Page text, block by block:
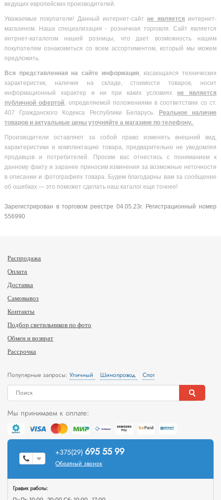
ведущих европейских производителей.
Уважаемые покупатели! Данный интернет-сайт не является интернет-
магазином. Наша специализация - розничная торговля. Сайт является
интрнет-каталогом нашей розницы, что дает возможность нашим
покупателям ознакомиться со всем ассортиментом, который мы можем
предложить.
Вся представленная на сайте информация, касающаяся технических
характеристик, наличия на складе, стоимости товаров, носит
информационный характер и ни при каких условиях не является
публичной офертой, определяемой положениями в соответствии со ст.
407 Гражданского Кодекса Республики Беларусь.
Реальное наличие
товаров и актуальные цены уточняйте а магазине по телефону.
Производители оставляют за собой право изменять внешний вид,
характеристики и комплектацию товара, предварительно не уведомляя
продавцов и потребителей. Просим вас отнестись с пониманием к
данному факту и заранее приносим извинения за возможные неточности
в описании и фотографиях товара. Будем благодарны вам за сообщение
об ошибках — это поможет сделать наш каталог еще точнее!
Зарегистрирован в торговом реестре 04.05.23г. Регистрационный номер
556990
Распродажа
Оплата
Доставка
Самовывоз
Контакты
Подбор светильников по фото
Обмен и возврат
Рассрочка
Популярные запросы:Уличный Шинопровод Спот
Мы принимаем к оплате:
+375(29) 695 55 99
Обратный звонок
График работы: